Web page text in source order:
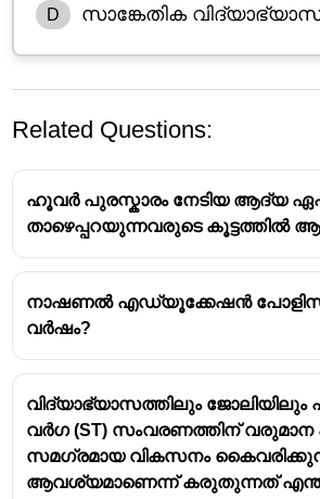
D സാങ്കേതിക
1937-ൽ ഗാന്ധിജി മുന്നോട്ടു
പദ്ധതി
വാർധാ വിദ്യാഭ്യാസ
തൊഴിലധിഷ്ഠിത
“നയി താലിം" (അടിസ്ഥാന
എന്ന വിദ്യാഭ്യാസ പദ്ധതി
Related Questions:
ഹൂവർ പുരസ്കാരം നേടിയ ആദ്യ
താഴെപ്പറയുന്നവരുടെ കൂട്ടത്തിൽ
നാഷണൽ എഡ്യൂക്കേഷൻ പോളിസി
വർഷം?
വിദ്യാഭ്യാസത്തിലും ജോലിയിലും
വർഗ (ST) സംവരണത്തിന് വരുമാന
സമഗ്രമായ വികസനം
ആവശ്യമാണെന്ന് കരുതുന്നത്